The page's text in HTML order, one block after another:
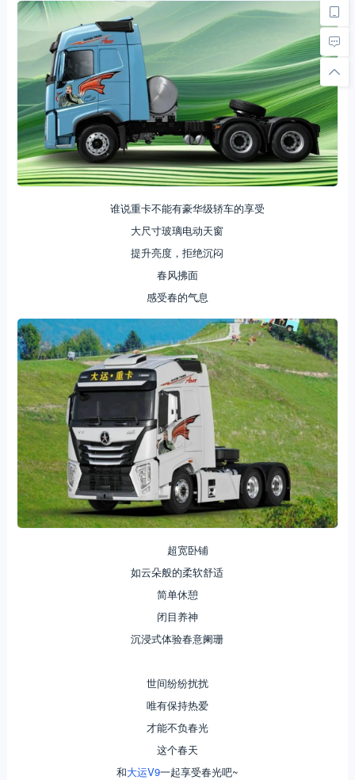
谁说重卡不能有豪华级轿车的享受
大尺寸玻璃电动天窗
提升亮度，拒绝沉闷
春风拂面
感受春的气息
超宽卧铺
如云朵般的柔软舒适
简单休憩
闭目养神
沉浸式体验春意阑珊
世间纷纷扰扰
唯有保持热爱
才能不负春光
这个春天
和大运V9一起享受春光吧~